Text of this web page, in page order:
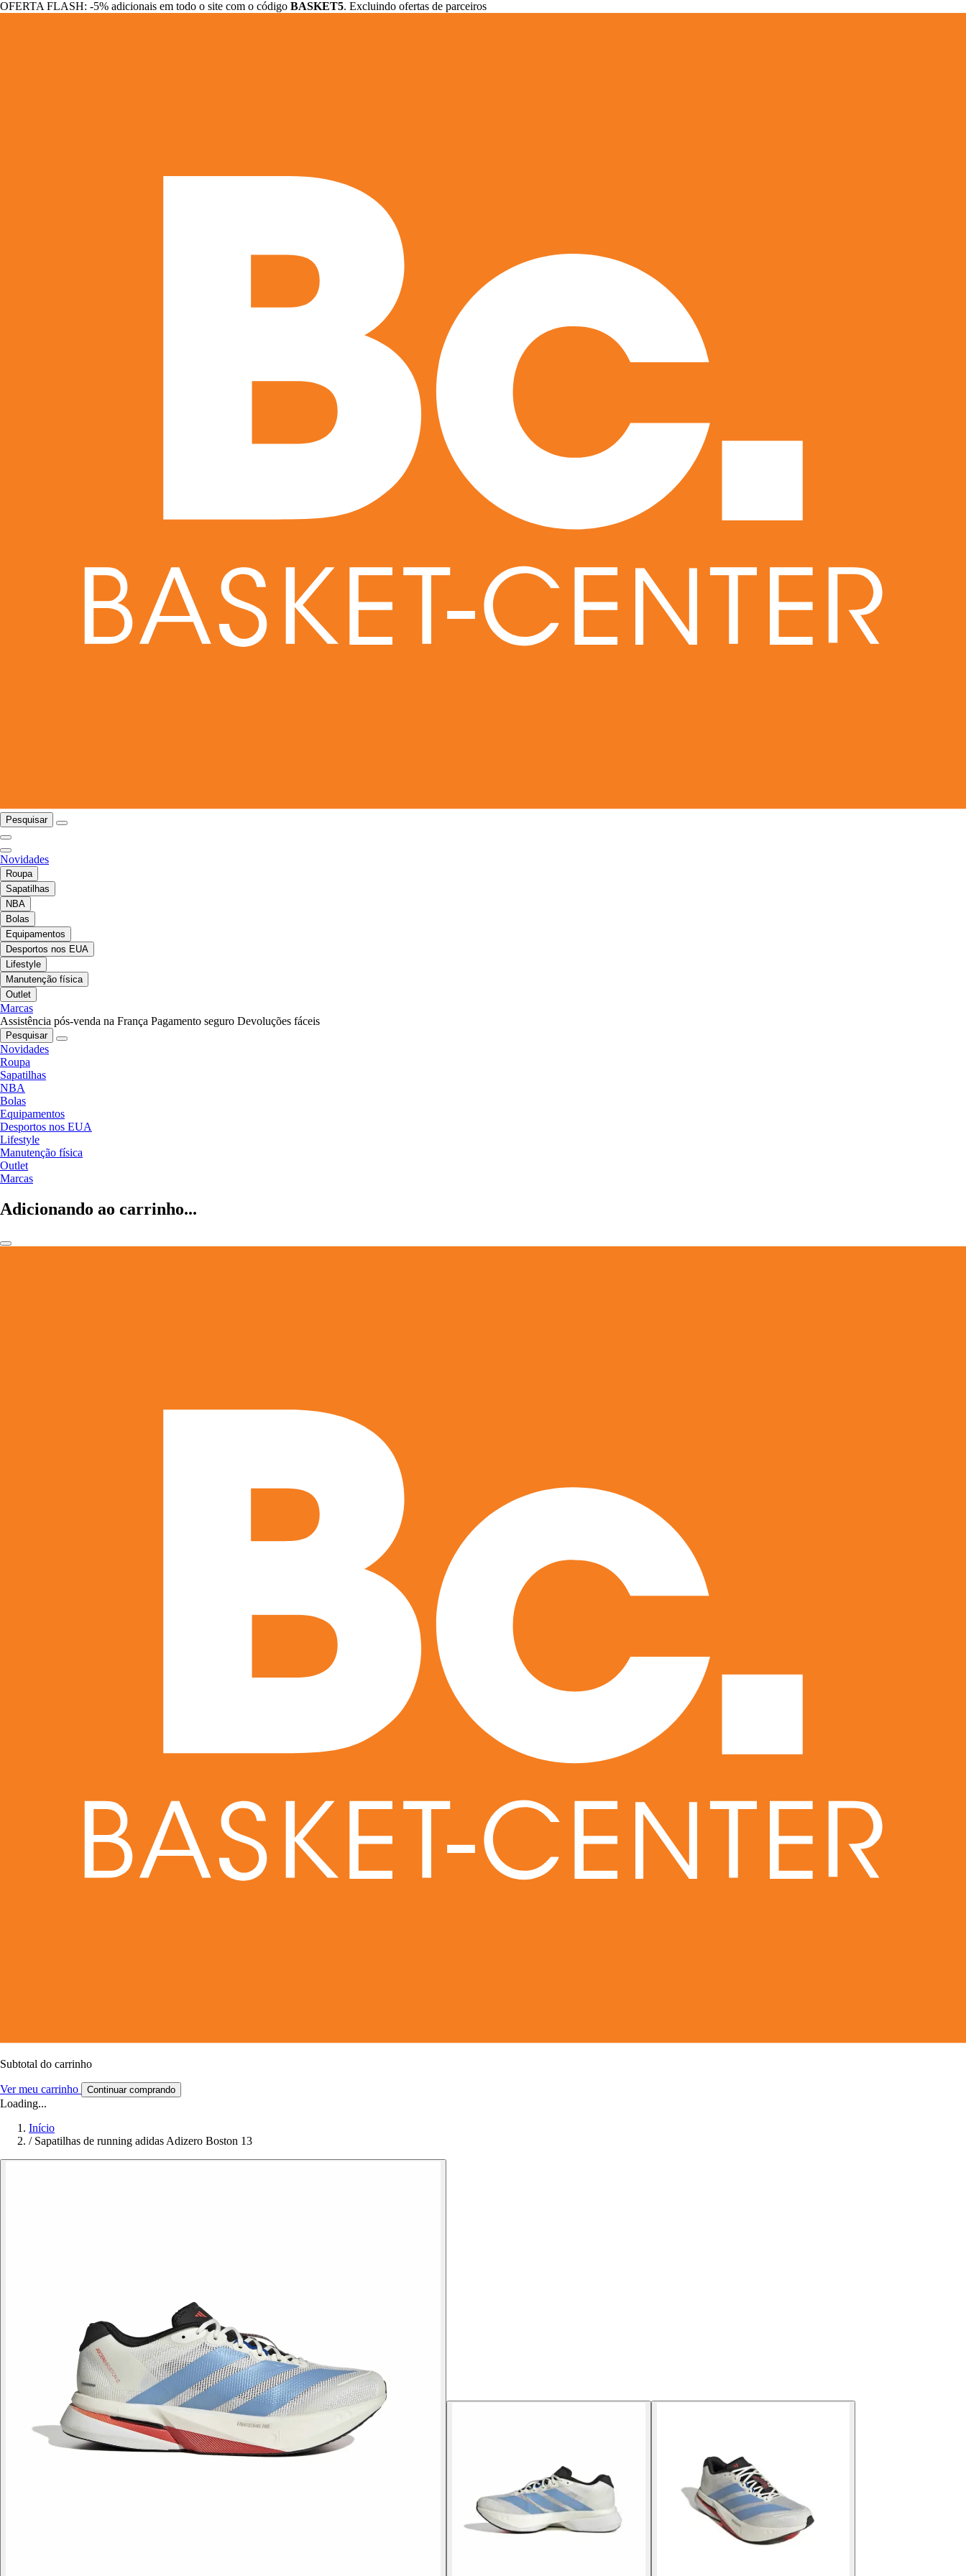
OFERTA FLASH: -5% adicionais em todo o site com o código BASKET5. Excluindo ofertas de parceiros
Pesquisar
Novidades
Roupa
Sapatilhas
NBA
Bolas
Equipamentos
Desportos nos EUA
Lifestyle
Manutenção física
Outlet
Marcas
Assistência pós-venda na França Pagamento seguro Devoluções fáceis
Pesquisar
Novidades
Roupa
Sapatilhas
NBA
Bolas
Equipamentos
Desportos nos EUA
Lifestyle
Manutenção física
Outlet
Marcas
Adicionando ao carrinho...
Subtotal do carrinho
Ver meu carrinho Continuar comprando
Loading...
Início
/ Sapatilhas de running adidas Adizero Boston 13